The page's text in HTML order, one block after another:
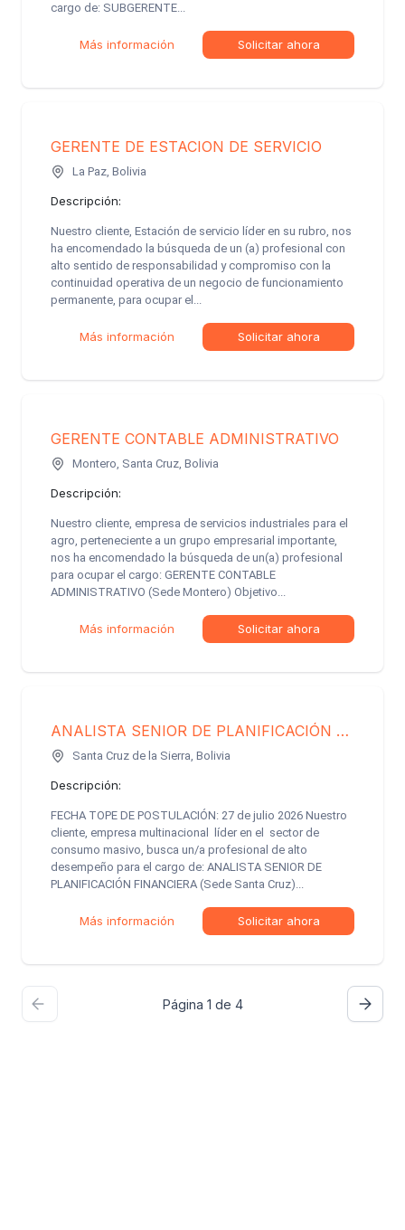
cargo de: SUBGERENTE...
Más información Solicitar ahora
GERENTE DE ESTACION DE SERVICIO
La Paz, Bolivia
Descripción:
Nuestro cliente, Estación de servicio líder en su rubro, nos
ha encomendado la búsqueda de un (a) profesional con
alto sentido de responsabilidad y compromiso con la
continuidad operativa de un negocio de funcionamiento
permanente, para ocupar el...
Más información Solicitar ahora
GERENTE CONTABLE ADMINISTRATIVO
Montero, Santa Cruz, Bolivia
Descripción:
Nuestro cliente, empresa de servicios industriales para el
agro, perteneciente a un grupo empresarial importante,
nos ha encomendado la búsqueda de un(a) profesional
para ocupar el cargo: GERENTE CONTABLE
ADMINISTRATIVO (Sede Montero) Objetivo...
Más información Solicitar ahora
ANALISTA SENIOR DE PLANIFICACIÓN FINANCIERA
Santa Cruz de la Sierra, Bolivia
Descripción:
FECHA TOPE DE POSTULACIÓN: 27 de julio 2026 Nuestro
cliente, empresa multinacional líder en el sector de
consumo masivo, busca un/a profesional de alto
desempeño para el cargo de: ANALISTA SENIOR DE
PLANIFICACIÓN FINANCIERA (Sede Santa Cruz)...
Más información Solicitar ahora
Página 1 de 4